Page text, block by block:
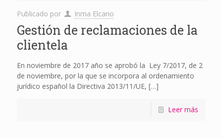
Publicado por Inma Elcano
Gestión de reclamaciones de la
clientela
En noviembre de 2017 año se aprobó la Ley 7/2017, de 2
de noviembre, por la que se incorpora al ordenamiento
jurídico español la Directiva 2013/11/UE, […]
Leer más